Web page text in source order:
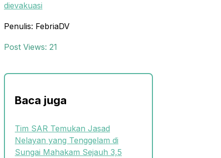
dievakuasi
Penulis: FebriaDV
Post Views: 21
Baca juga
Tim SAR Temukan Jasad
Nelayan yang Tenggelam di
Sungai Mahakam Sejauh 3,5